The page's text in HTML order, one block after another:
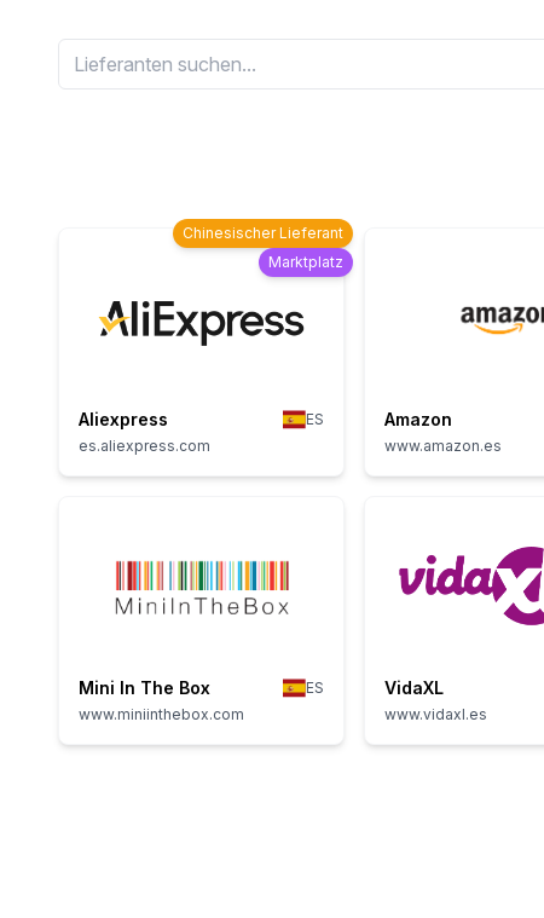
Chinesischer Lieferant
Marktplatz
Aliexpress
ES
es.aliexpress.com
Amazon
www.amazon.es
Mini In The Box
ES
www.miniinthebox.com
VidaXL
www.vidaxl.es